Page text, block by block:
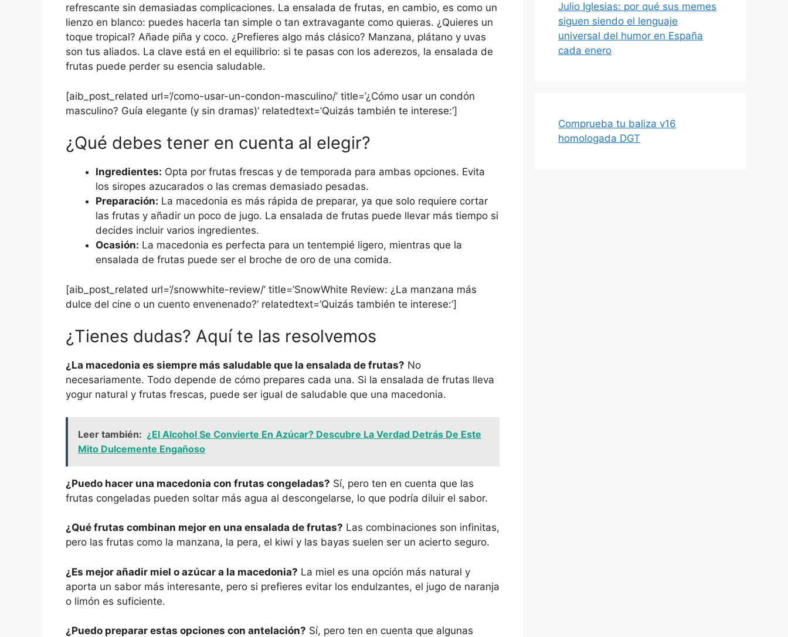
refrescante sin demasiadas complicaciones. La ensalada de frutas, en cambio, es como un
lienzo en blanco: puedes hacerla tan simple o tan extravagante como quieras. ¿Quieres un
toque tropical? Añade piña y coco. ¿Prefieres algo más clásico? Manzana, plátano y uvas
son tus aliados. La clave está en el equilibrio: si te pasas con los aderezos, la ensalada de
frutas puede perder su esencia saludable.
[aib_post_related url=’/como-usar-un-condon-masculino/’ title=’¿Cómo usar un condón
masculino? Guía elegante (y sin dramas)’ relatedtext=’Quizás también te interese:’]
¿Qué debes tener en cuenta al elegir?
Ingredientes: Opta por frutas frescas y de temporada para ambas opciones. Evita
los siropes azucarados o las cremas demasiado pesadas.
Preparación: La macedonia es más rápida de preparar, ya que solo requiere cortar
las frutas y añadir un poco de jugo. La ensalada de frutas puede llevar más tiempo si
decides incluir varios ingredientes.
Ocasión: La macedonia es perfecta para un tentempié ligero, mientras que la
ensalada de frutas puede ser el broche de oro de una comida.
[aib_post_related url=’/snowwhite-review/’ title=’SnowWhite Review: ¿La manzana más
dulce del cine o un cuento envenenado?’ relatedtext=’Quizás también te interese:’]
¿Tienes dudas? Aquí te las resolvemos
¿La macedonia es siempre más saludable que la ensalada de frutas? No
necesariamente. Todo depende de cómo prepares cada una. Si la ensalada de frutas lleva
yogur natural y frutas frescas, puede ser igual de saludable que una macedonia.
Leer también: ¿El Alcohol Se Convierte En Azúcar? Descubre La Verdad Detrás De Este
Mito Dulcemente Engañoso
¿Puedo hacer una macedonia con frutas congeladas? Sí, pero ten en cuenta que las
frutas congeladas pueden soltar más agua al descongelarse, lo que podría diluir el sabor.
¿Qué frutas combinan mejor en una ensalada de frutas? Las combinaciones son infinitas,
pero las frutas como la manzana, la pera, el kiwi y las bayas suelen ser un acierto seguro.
¿Es mejor añadir miel o azúcar a la macedonia? La miel es una opción más natural y
aporta un sabor más interesante, pero si prefieres evitar los endulzantes, el jugo de naranja
o limón es suficiente.
¿Puedo preparar estas opciones con antelación? Sí, pero ten en cuenta que algunas
Julio Iglesias: por qué sus memes
siguen siendo el lenguaje
universal del humor en España
cada enero
Comprueba tu baliza v16
homologada DGT